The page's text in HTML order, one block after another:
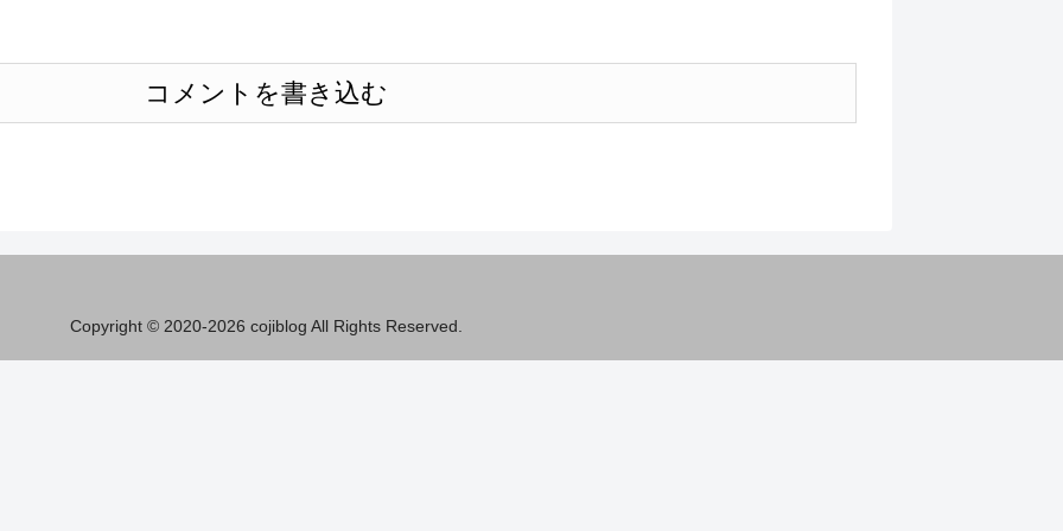
コメントを書き込む
Copyright © 2020-2026 cojiblog All Rights Reserved.